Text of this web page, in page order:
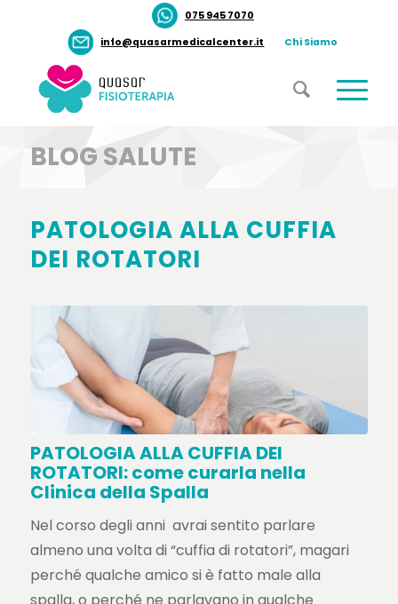
075 945 7070
info@quasarmedicalcenter.it
Chi Siamo
BLOG SALUTE
PATOLOGIA ALLA CUFFIA
DEI ROTATORI
PATOLOGIA ALLA CUFFIA DEI
ROTATORI: come curarla nella
Clinica della Spalla
Nel corso degli anni avrai sentito parlare
almeno una volta di “cuffia di rotatori”, magari
perché qualche amico si è fatto male alla